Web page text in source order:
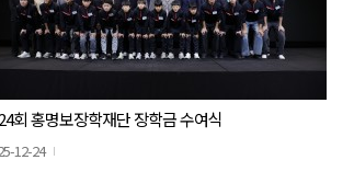
회 홍명보장학재단 장학금 수여식
12-24